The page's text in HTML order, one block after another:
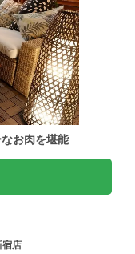
お肉を堪能
店